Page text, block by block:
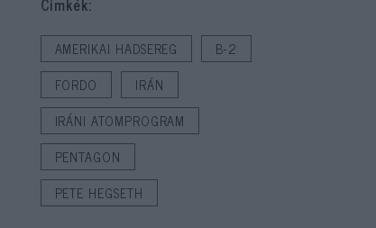
AMERIKAI HADSEREG
B-2
FORDO
IRÁN
IRÁNI ATOMPROGRAM
PENTAGON
PETE HEGSETH